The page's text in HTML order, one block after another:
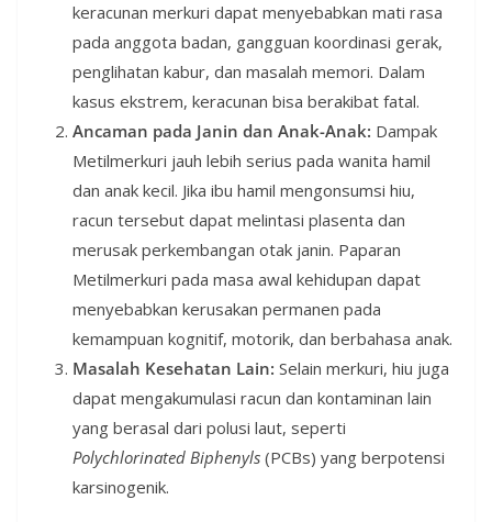
keracunan merkuri dapat menyebabkan mati rasa
pada anggota badan, gangguan koordinasi gerak,
penglihatan kabur, dan masalah memori. Dalam
kasus ekstrem, keracunan bisa berakibat fatal.
Ancaman pada Janin dan Anak-Anak: Dampak
Metilmerkuri jauh lebih serius pada wanita hamil
dan anak kecil. Jika ibu hamil mengonsumsi hiu,
racun tersebut dapat melintasi plasenta dan
merusak perkembangan otak janin. Paparan
Metilmerkuri pada masa awal kehidupan dapat
menyebabkan kerusakan permanen pada
kemampuan kognitif, motorik, dan berbahasa anak.
Masalah Kesehatan Lain: Selain merkuri, hiu juga
dapat mengakumulasi racun dan kontaminan lain
yang berasal dari polusi laut, seperti
Polychlorinated Biphenyls (PCBs) yang berpotensi
karsinogenik.